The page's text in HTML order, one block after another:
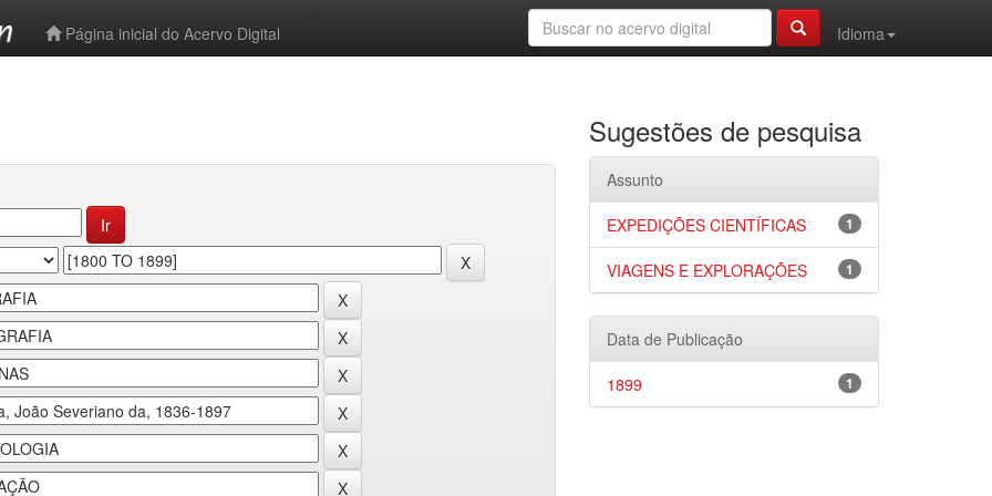
Página inicial do Acervo Digital
Idioma
Sugestões de pesquisa
Assunto
1
EXPEDIÇÕES CIENTÍFICAS
1
VIAGENS E EXPLORAÇÕES
Data de Publicação
1
1899